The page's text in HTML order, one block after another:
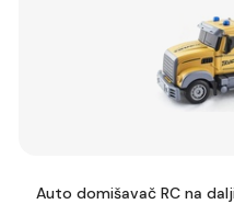
Auto domišavač RC na